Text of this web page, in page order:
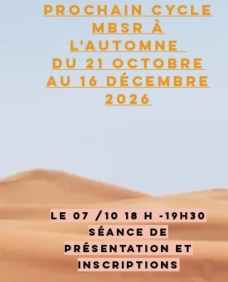
PROCHAIN Cycle
MBSR à
l'automne
Du 21 octobre
au 16 décembre
2026
le 07 /10 18 h -19h30
Séance de
présentation et
inscriptions